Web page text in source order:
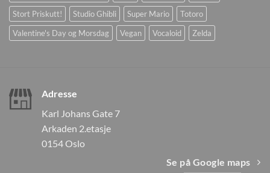
Stort Priskutt!
Studio Ghibli Super Mario
Totoro
Valentine's Day og Morsdag
Vegan Vocaloid Zelda
Adresse
Karl Johans Gate 7
Arkaden 2.etasje
0154 Oslo
Se på Google maps